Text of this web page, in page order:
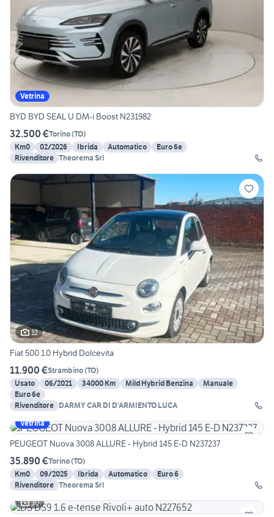
Vetrina
BYD BYD SEAL U DM-i Boost N231982
32.500 €Torino(TO)
Km0
02/2026 Ibrida Automatico
Euro 6e
Rivenditore Theorema Srl
12
Fiat 500 1.0 Hybrid Dolcevita
11.900 €Strambino(TO)
Usato
06/2021 34000 Km Mild Hybrid Benzina
Manuale
Euro 6e
Rivenditore DARMY CAR DI D'ARMIENTO LUCA
Vetrina
PEUGEOT Nuova 3008 ALLURE - Hybrid 145 E-D N237237
35.890 €Torino(TO)
Km0
09/2025 Ibrida Automatico
Euro 6
Rivenditore Theorema Srl
30